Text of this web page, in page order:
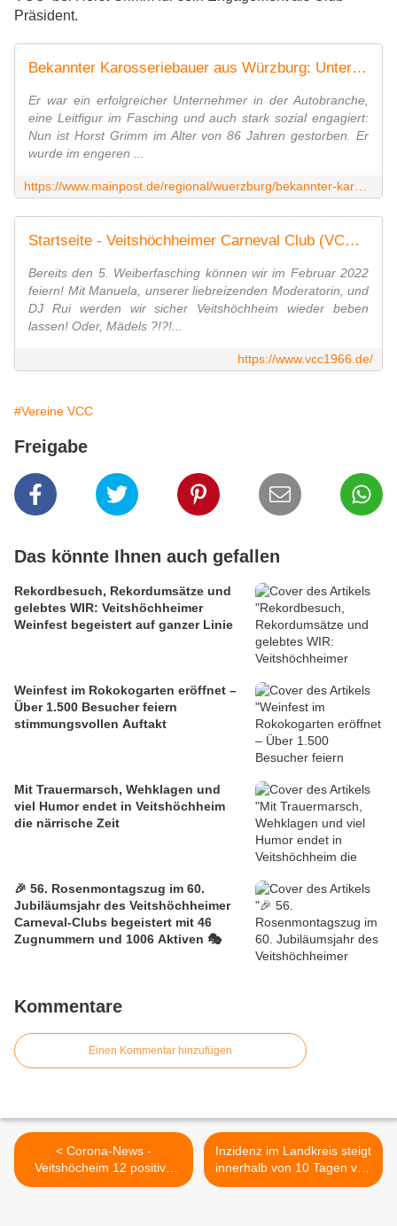
Präsident.
Bekannter Karosseriebauer aus Würzburg: Unternehmer Horst Grimm gestorben
Er war ein erfolgreicher Unternehmer in der Autobranche,
eine Leitfigur im Fasching und auch stark sozial engagiert:
Nun ist Horst Grimm im Alter von 86 Jahren gestorben. Er
wurde im engeren ...
Startseite - Veitshöchheimer Carneval Club (VCC) 1966
Bereits den 5. Weiberfasching können wir im Februar 2022
feiern! Mit Manuela, unserer liebreizenden Moderatorin, und
DJ Rui werden wir sicher Veitshöchheim wieder beben
lassen! Oder, Mädels ?!?!...
https://www.vcc1966.de/
#Vereine VCC
Freigabe
Das könnte Ihnen auch gefallen
Rekordbesuch, Rekordumsätze und
gelebtes WIR: Veitshöchheimer
Weinfest begeistert auf ganzer Linie
Weinfest im Rokokogarten eröffnet –
Über 1.500 Besucher feiern
stimmungsvollen Auftakt
Mit Trauermarsch, Wehklagen und
viel Humor endet in Veitshöchheim
die närrische Zeit
🎉 56. Rosenmontagszug im 60.
Jubiläumsjahr des Veitshöchheimer
Carneval-Clubs begeistert mit 46
Zugnummern und 1006 Aktiven 🎭
Kommentare
Einen Kommentar hinzufügen
< Corona-News -
Veitshöcheim 12 positive
Fälle - Margetshöchheim 76
Inzidenz im Landkreis steigt
innerhalb von 10 Tagen von
160 auf 310 - Zum